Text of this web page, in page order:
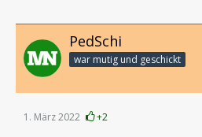
Andrews“-Sprecher Andreas
Hörspielmacher Kai Schwind
Generationen ein, die
Keiner von den drei ??? wird so
PedSchi
war mutig und geschickt
1. März 2022 +2